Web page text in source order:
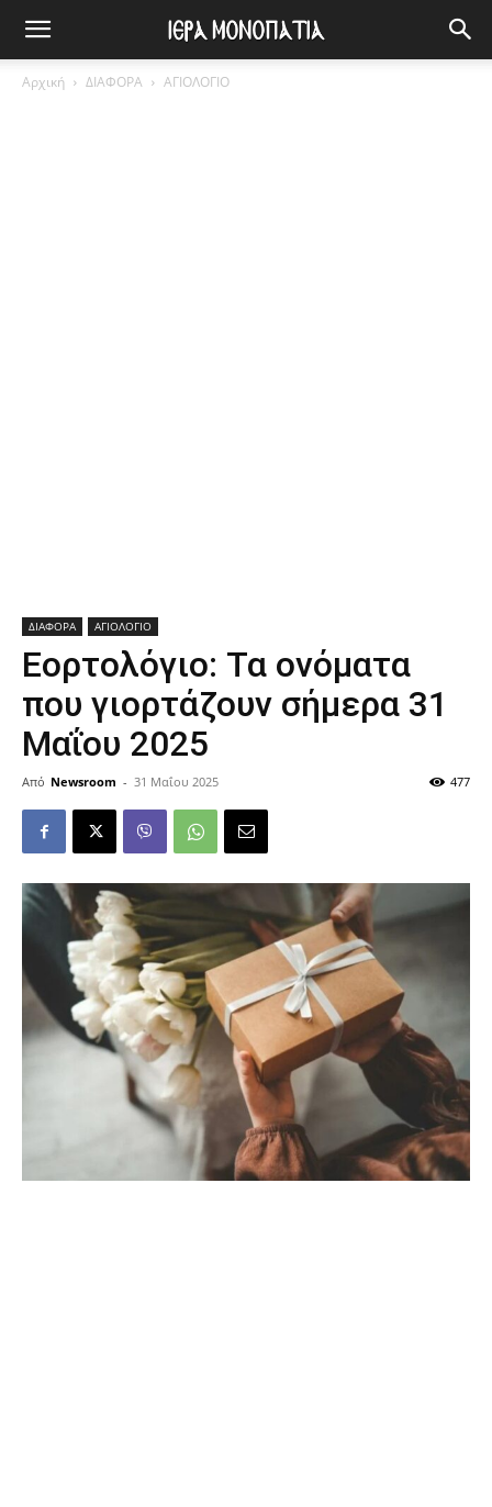
Αρχική ΔΙΑΦΟΡΑ ΑΓΙΟΛΟΓΙΟ
ΔΙΑΦΟΡΑ ΑΓΙΟΛΟΓΙΟ
Εορτολόγιο: Τα ονόματα
που γιορτάζουν σήμερα 31
Μαΐου 2025
Από Newsroom - 31 Μαΐου 2025 477